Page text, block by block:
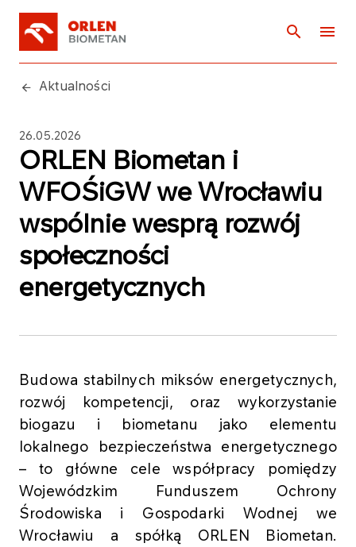
Aktualności
26.05.2026
ORLEN Biometan i
WFOŚiGW we Wrocławiu
wspólnie wesprą rozwój
społeczności
energetycznych
Budowa stabilnych miksów energetycznych,
rozwój kompetencji, oraz wykorzystanie
biogazu i biometanu jako elementu
lokalnego bezpieczeństwa energetycznego
– to główne cele współpracy pomiędzy
Wojewódzkim Funduszem Ochrony
Środowiska i Gospodarki Wodnej we
Wrocławiu a spółką ORLEN Biometan.